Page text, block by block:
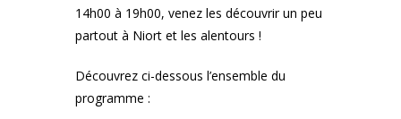
14h00 à 19h00, venez les découvrir un peu
partout à Niort et les alentours !
Découvrez ci-dessous l’ensemble du
programme :